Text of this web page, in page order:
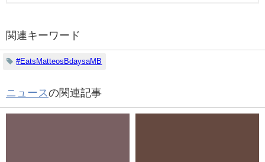
関連キーワード
#EatsMatteosBdaysaMB
ニュースの関連記事